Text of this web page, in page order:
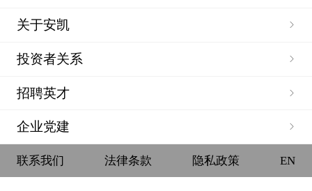
关于安凯
投资者关系
招聘英才
企业党建
联系我们 法律条款 隐私政策 EN